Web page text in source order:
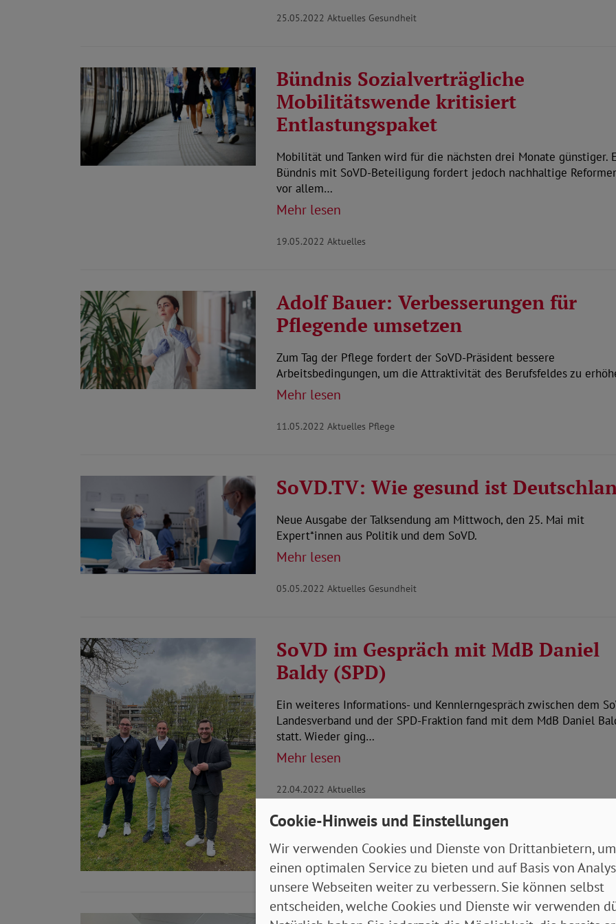
25.05.2022 Aktuelles Gesundheit
Bündnis Sozialverträgliche
Mobilitätswende kritisiert
Entlastungspaket
Mobilität und Tanken wird für die nächsten drei Monate günstiger.
Bündnis mit SoVD-Beteiligung fordert jedoch nachhaltige
vor allem…
Mehr lesen
19.05.2022 Aktuelles
Adolf Bauer: Verbesserungen für
Pflegende umsetzen
Zum Tag der Pflege fordert der SoVD-Präsident bessere
Arbeitsbedingungen, um die Attraktivität des Berufsfeldes zu
Mehr lesen
11.05.2022 Aktuelles Pflege
SoVD.TV: Wie gesund ist
Neue Ausgabe der Talksendung am Mittwoch, den 25. Mai mit
Expert*innen aus Politik und dem SoVD.
Mehr lesen
05.05.2022 Aktuelles Gesundheit
SoVD im Gespräch mit MdB Daniel
Baldy (SPD)
Ein weiteres Informations- und Kennlerngespräch zwischen dem
Landesverband und der SPD-Fraktion fand mit dem MdB Daniel
statt. Wieder ging…
Mehr lesen
22.04.2022 Aktuelles
Cookie-Hinweis und Einstellungen
Wir verwenden Cookies und Dienste von Drittanbietern,
einen optimalen Service zu bieten und auf Basis von
unsere Webseiten weiter zu verbessern. Sie können selbst
entscheiden, welche Cookies und Dienste wir verwenden